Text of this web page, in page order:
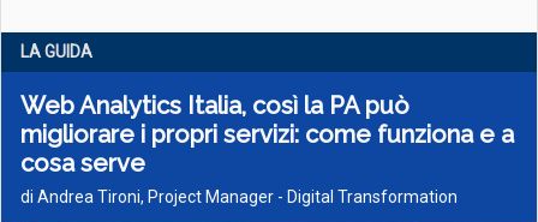
LA GUIDA
Web Analytics Italia, così la PA può
migliorare i propri servizi: come funziona e a
cosa serve
di Andrea Tironi, Project Manager - Digital Transformation